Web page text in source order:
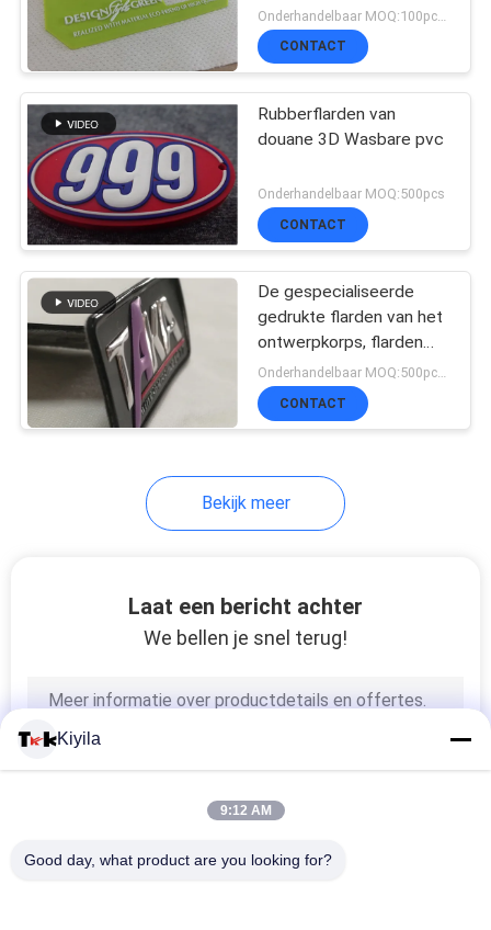
Flard van Pvc, Douane 3d
Rubberflarden
CONTACT
Rubberflarden van
douane 3D Wasbare pvc
Onderhandelbaar MOQ:500pcs
CONTACT
De gespecialiseerde
gedrukte flarden van het
ontwerpkorps, flarden
van de douane de
militaire naam
Onderhandelbaar MOQ:500pcs per kleur
CONTACT
Bekijk meer
Laat een bericht achter
We bellen je snel terug!
Kiyila
9:12 AM
Good day, what product are you looking for?